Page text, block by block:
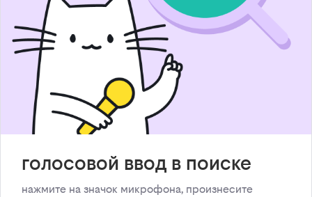
голосовой ввод в поиске
нажмите на значок микрофона, произнесите